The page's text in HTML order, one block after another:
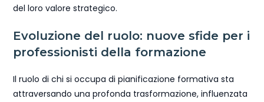
del loro valore strategico.
Evoluzione del ruolo: nuove sfide per i
professionisti della formazione
Il ruolo di chi si occupa di pianificazione formativa sta
attraversando una profonda trasformazione, influenzata